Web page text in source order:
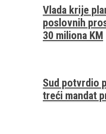
Vlada krije
poslovnih
30 miliona KM
Sud potvrdio
treći mandat